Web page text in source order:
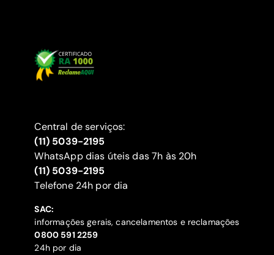
Central de serviços:
(11) 5039-2195
WhatsApp dias úteis das 7h às 20h
(11) 5039-2195
‍Telefone 24h por dia
SAC:
informações gerais, cancelamentos e reclamações
‍0800 591 2259
24h por dia